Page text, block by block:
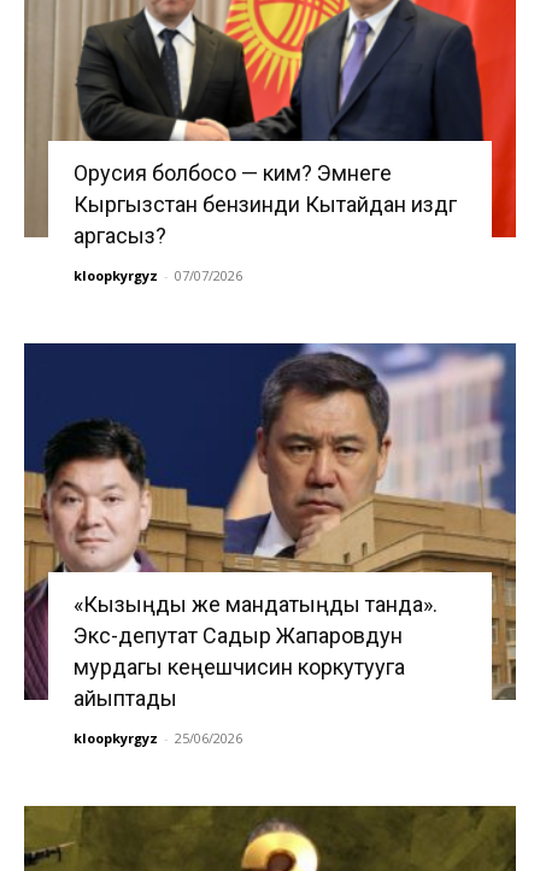
Орусия болбосо — ким? Эмнеге
Кыргызстан бензинди Кытайдан издөөгө
аргасыз?
kloopkyrgyz - 07/07/2026
«Кызыңды же мандатыңды танда».
Экс-депутат Садыр Жапаровдун
мурдагы кеңешчисин коркутууга
айыптады
kloopkyrgyz - 25/06/2026